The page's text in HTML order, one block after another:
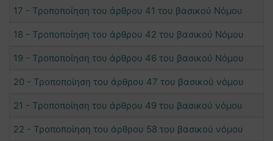
17 - Τροποποίηση του άρθρου 41 του βασικού Νόμου
18 - Τροποποίηση του άρθρου 42 του βασικού Νόμου
19 - Τροποποίηση του άρθρου 46 του βασικού Νόμου
20 - Τροποποίηση του άρθρου 47 του βασικού νόμου
21 - Τροποποίηση του άρθρου 49 του βασικού νόμου
22 - Τροποποίηση του άρθρου 58 του βασικού νόμου